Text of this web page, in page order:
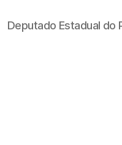
Deputado Estadual do